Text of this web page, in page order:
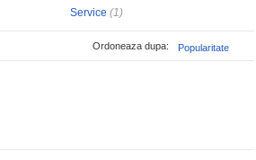
Service (1)
Popularitate
Ordoneaza dupa: